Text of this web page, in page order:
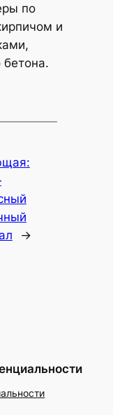
по
и
→